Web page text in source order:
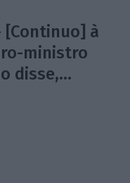
[Continuo] à
ministro
disse,…